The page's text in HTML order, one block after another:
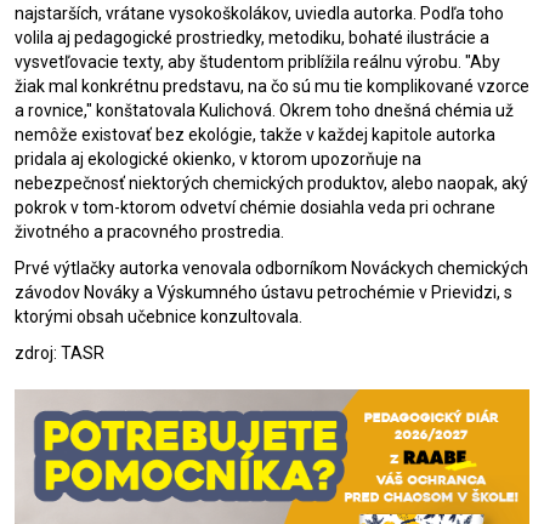
najstarších, vrátane vysokoškolákov, uviedla autorka. Podľa toho
volila aj pedagogické prostriedky, metodiku, bohaté ilustrácie a
vysvetľovacie texty, aby študentom priblížila reálnu výrobu. "Aby
žiak mal konkrétnu predstavu, na čo sú mu tie komplikované vzorce
a rovnice," konštatovala Kulichová. Okrem toho dnešná chémia už
nemôže existovať bez ekológie, takže v každej kapitole autorka
pridala aj ekologické okienko, v ktorom upozorňuje na
nebezpečnosť niektorých chemických produktov, alebo naopak, aký
pokrok v tom-ktorom odvetví chémie dosiahla veda pri ochrane
životného a pracovného prostredia.
Prvé výtlačky autorka venovala odborníkom Nováckych chemických
závodov Nováky a Výskumného ústavu petrochémie v Prievidzi, s
ktorými obsah učebnice konzultovala.
zdroj: TASR